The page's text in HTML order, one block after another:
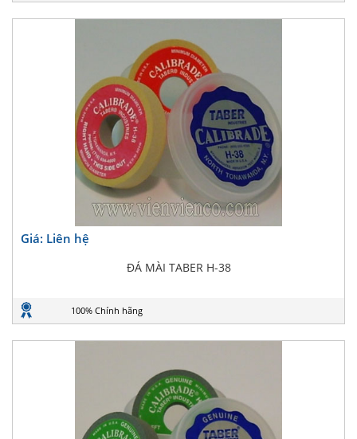
Giá: Liên hệ
ĐÁ MÀI TABER H-38
100% Chính hãng